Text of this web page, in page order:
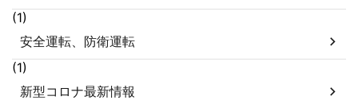
(1)
安全運転、防衛運転
(1)
新型コロナ最新情報